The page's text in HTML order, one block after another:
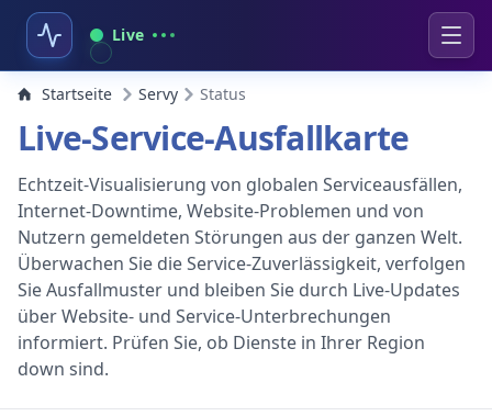
Live
Startseite Servy Status
Live-Service-Ausfallkarte
Echtzeit-Visualisierung von globalen Serviceausfällen,
Internet-Downtime, Website-Problemen und von
Nutzern gemeldeten Störungen aus der ganzen Welt.
Überwachen Sie die Service-Zuverlässigkeit, verfolgen
Sie Ausfallmuster und bleiben Sie durch Live-Updates
über Website- und Service-Unterbrechungen
informiert. Prüfen Sie, ob Dienste in Ihrer Region
down sind.